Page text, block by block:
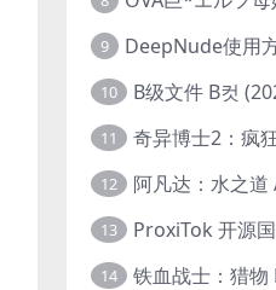
9
10
11
12
13
14